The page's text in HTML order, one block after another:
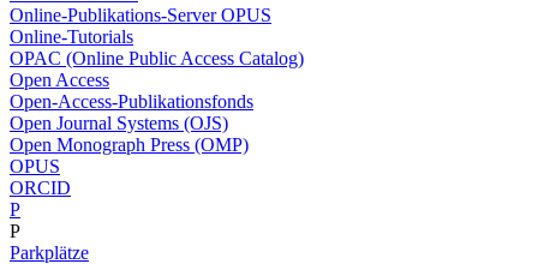
Online-Publikations-Server OPUS
Online-Tutorials
OPAC (Online Public Access Catalog)
Open Access
Open-Access-Publikationsfonds
Open Journal Systems (OJS)
Open Monograph Press (OMP)
OPUS
ORCID
P
P
Parkplätze